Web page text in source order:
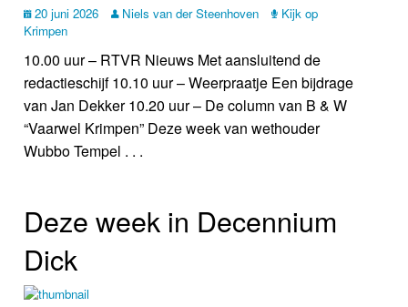
20 juni 2026 Niels van der Steenhoven
Kijk op
Krimpen
10.00 uur – RTVR Nieuws Met aansluitend de
redactieschijf 10.10 uur – Weerpraatje Een bijdrage
van Jan Dekker 10.20 uur – De column van B & W
“Vaarwel Krimpen” Deze week van wethouder
Wubbo Tempel . . .
Deze week in Decennium
Dick